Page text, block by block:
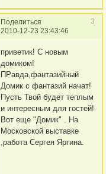
Поделиться
3
2010-12-23 23:43:46
приветик! С новым
домиком!
ПРавда,фантазийный
Домик с фантазий начат!
Пусть Твой будет теплым
и интересным для гостей!
Вот еще "Домик" . На
Московской выставке
,работа Сергея Яргина.